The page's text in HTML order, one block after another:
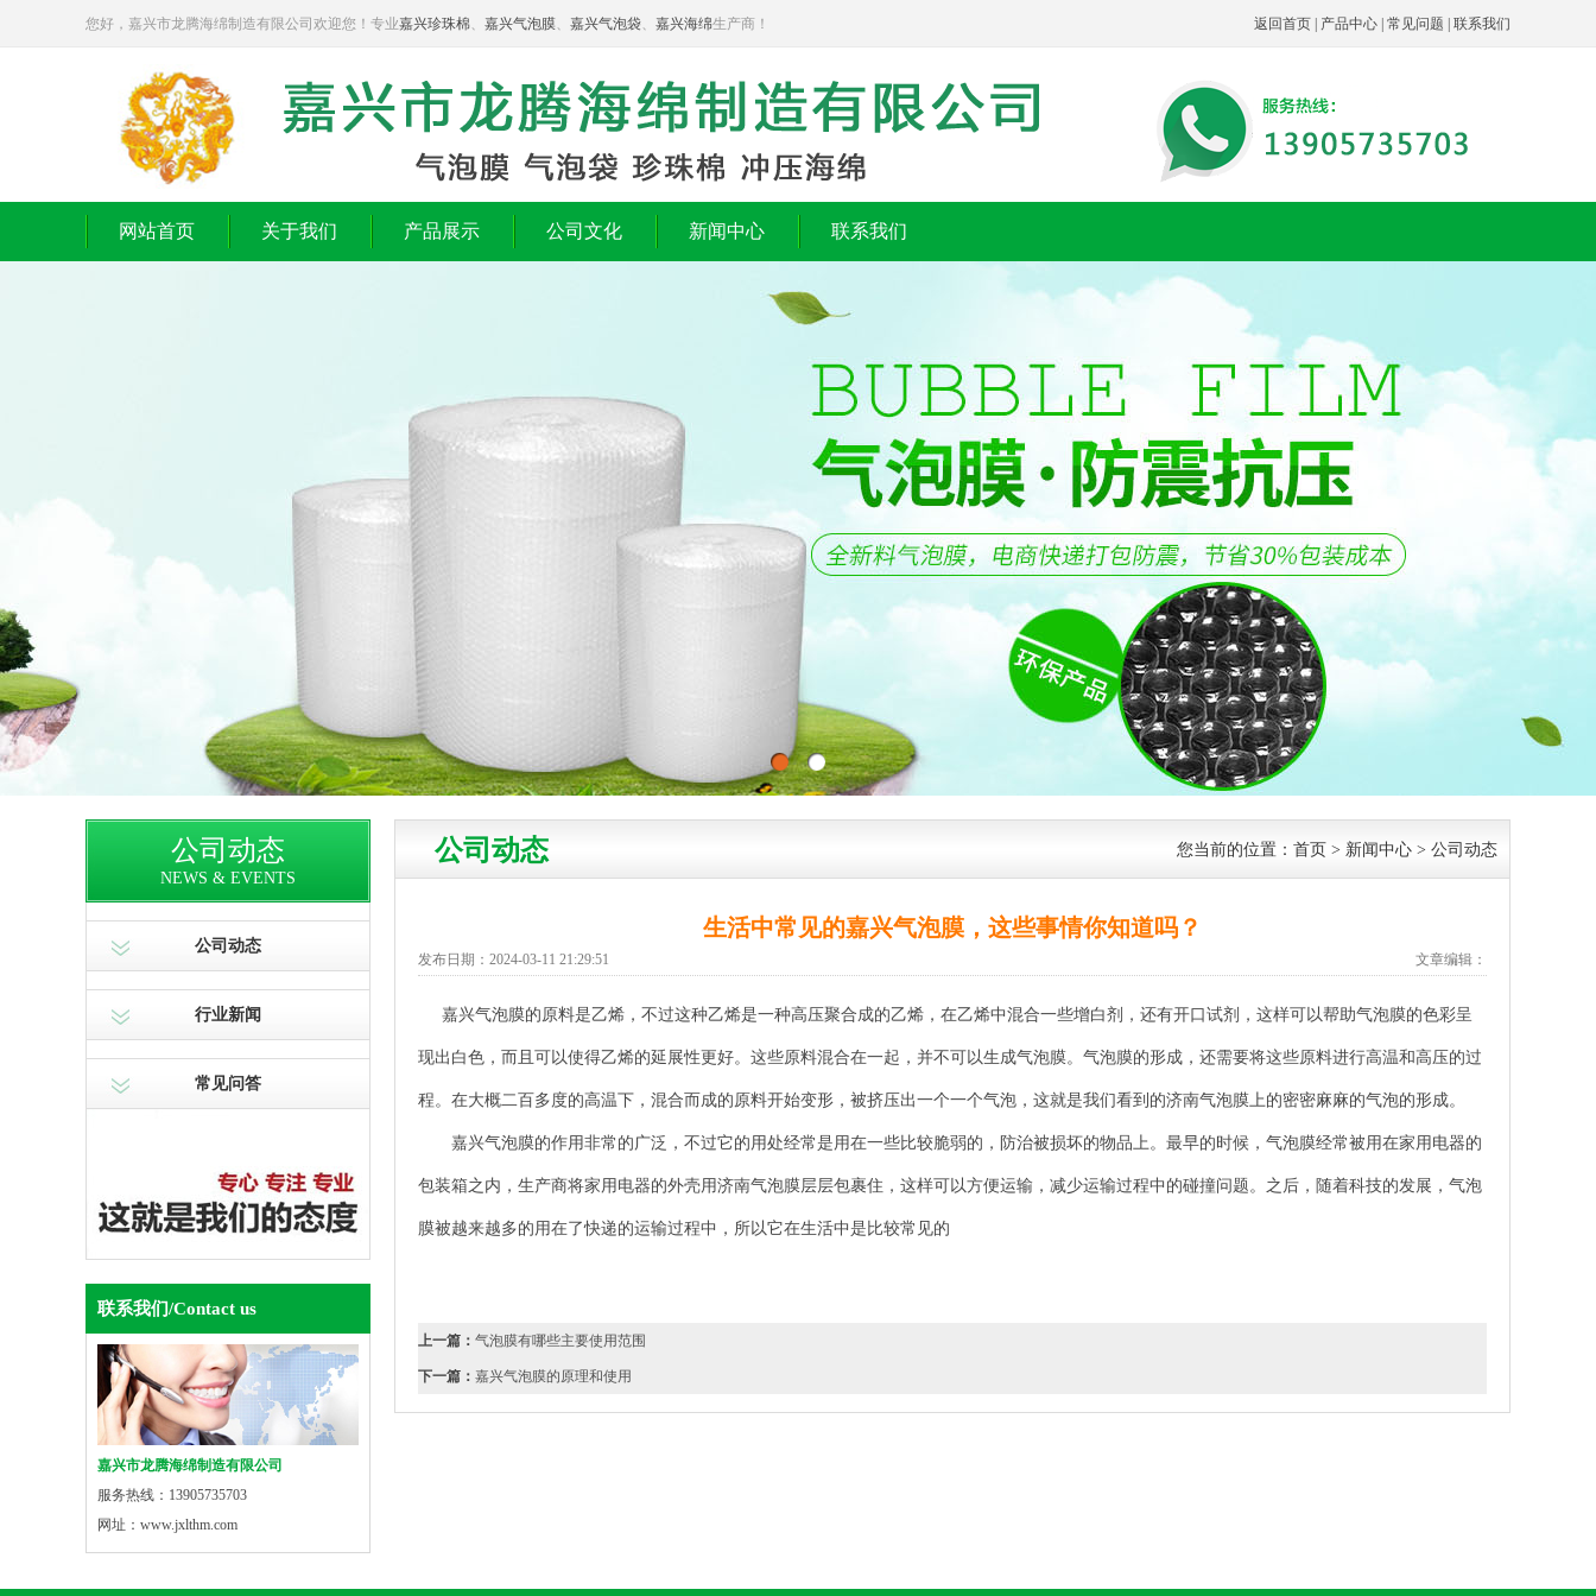
返回首页 产品中心 常见问题 联系我们
您好，嘉兴市龙腾海绵制造有限公司欢迎您！专业嘉兴珍珠棉、 嘉兴气泡膜、 嘉兴气泡袋、 嘉兴海绵生产商！
网站首页 关于我们 产品展示 公司文化 新闻中心 联系我们
公司动态
NEWS & EVENTS
公司动态
行业新闻
常见问答
联系我们/Contact us
嘉兴市龙腾海绵制造有限公司
服务热线：13905735703
网址：www.jxlthm.com
您当前的位置： 首页 > 新闻中心 > 公司动态
公司动态
生活中常见的嘉兴气泡膜，这些事情你知道吗？
文章编辑：
发布日期：2024-03-11 21:29:51
嘉兴气泡膜的原料是乙烯，不过这种乙烯是一种高压聚合成的乙烯，在乙烯中混合一些增白剂，还有开口试剂，这样可以帮助气泡膜的色彩呈
现出白色，而且可以使得乙烯的延展性更好。这些原料混合在一起，并不可以生成气泡膜。气泡膜的形成，还需要将这些原料进行高温和高压的过
程。在大概二百多度的高温下，混合而成的原料开始变形，被挤压出一个一个气泡，这就是我们看到的济南气泡膜上的密密麻麻的气泡的形成。
嘉兴气泡膜的作用非常的广泛，不过它的用处经常是用在一些比较脆弱的，防治被损坏的物品上。最早的时候，气泡膜经常被用在家用电器的
包装箱之内，生产商将家用电器的外壳用济南气泡膜层层包裹住，这样可以方便运输，减少运输过程中的碰撞问题。之后，随着科技的发展，气泡
膜被越来越多的用在了快递的运输过程中，所以它在生活中是比较常见的
上一篇： 气泡膜有哪些主要使用范围
下一篇： 嘉兴气泡膜的原理和使用